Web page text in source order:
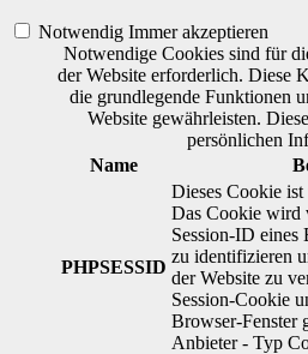
Notwendig Immer akzeptieren
Notwendige Cookies sind für
der Website erforderlich. Diese
die grundlegende Funktionen
Website gewährleisten.
persönlichen
Name
PHPSESSID
Dieses Cookie
Das Cookie wird
Session-ID eines
zu identifizieren
der Website zu
Session-Cookie
Browser-Fenster
Anbieter - Typ